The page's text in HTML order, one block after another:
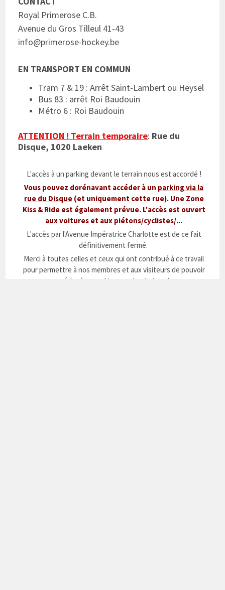
Royal Primerose C.B.
Avenue du Gros Tilleul 41-43
info@primerose-hockey.be
EN TRANSPORT EN COMMUN
Tram 7 & 19 : Arrêt Saint-Lambert ou Heysel
Bus 83 : arrêt Roi Baudouin
Métro 6 : Roi Baudouin
ATTENTION ! Terrain temporaire: Rue du
Disque, 1020 Laeken
L'accès à un parking devant le terrain nous est accordé !
Vous pouvez dorénavant accéder à un parking via la
rue du Disque(et uniquement cette rue). Une Zone
Kiss & Ride est également prévue. L'accès est ouvert
aux voitures et aux piétons/cyclistes/...
L'accès par l'Avenue Impératrice Charlotte est de ce fait
définitivement fermé.
Merci à toutes celles et ceux qui ont contribué à ce travail
pour permettre à nos membres et aux visiteurs de pouvoir
accéder à un parking proche du terrain.